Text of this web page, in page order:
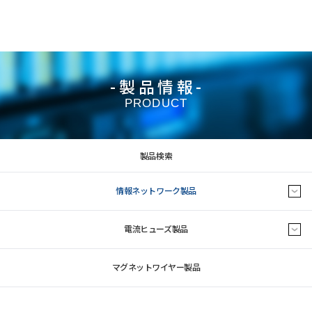
-製品情報-
PRODUCT
製品検索
情報ネットワーク製品
電流ヒューズ製品
マグネットワイヤー製品